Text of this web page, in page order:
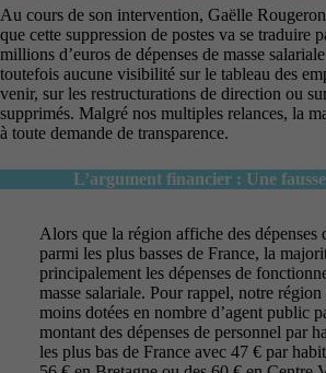
Au cours de son intervention, Gaëlle
que cette suppression de postes va se traduire
millions d’euros de dépenses de masse
toutefois aucune visibilité sur le tableau des
venir, sur les restructurations de direction ou
supprimés. Malgré nos multiples relances, la
à toute demande de transparence.
L’argument financier : Une
Alors que la région affiche des dépenses
parmi les plus basses de France, la
principalement les dépenses de
masse salariale. Pour rappel, notre région
moins dotées en nombre d’agent public
montant des dépenses de personnel par
les plus bas de France avec 47 € par